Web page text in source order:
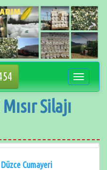
değiştir
Silajı
Cumayeri